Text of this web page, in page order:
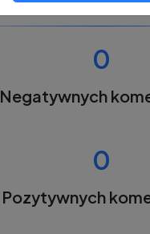
0
Negatywnych
0
Pozytywnych